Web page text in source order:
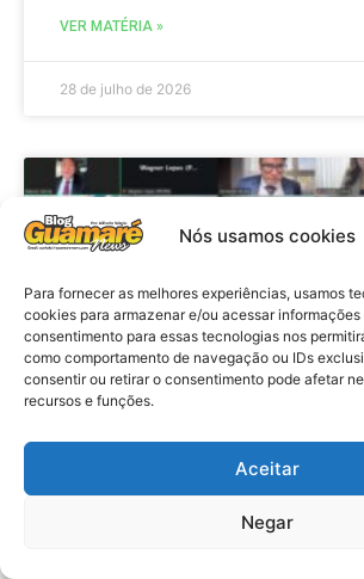
Nós usamos cookies
Para fornecer as melhores experiências, usamos
cookies para armazenar e/ou acessar
consentimento para essas tecnologias nos
como comportamento de navegação ou IDs
consentir ou retirar o consentimento pode afetar
recursos e funções.
Aceitar
Negar
VER MATÉRIA »
28 de julho de 2026
Eleições 2026:
promotores eleitorais
reunião de alinhamento